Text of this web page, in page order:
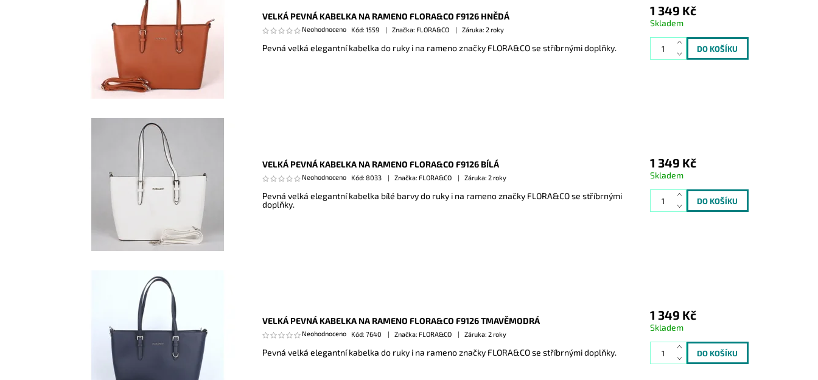
VELKÁ PEVNÁ KABELKA NA RAMENO FLORA&CO F9126 HNĚDÁ
Neohodnoceno Kód: 1559 Značka: FLORA&CO Záruka: 2 roky
Pevná velká elegantní kabelka do ruky i na rameno značky FLORA&CO se stříbrnými doplňky.
1 349 Kč
Skladem
VELKÁ PEVNÁ KABELKA NA RAMENO FLORA&CO F9126 BÍLÁ
Neohodnoceno Kód: 8033 Značka: FLORA&CO Záruka: 2 roky
Pevná velká elegantní kabelka bílé barvy do ruky i na rameno značky FLORA&CO se stříbrnými
doplňky.
1 349 Kč
Skladem
VELKÁ PEVNÁ KABELKA NA RAMENO FLORA&CO F9126 TMAVĚMODRÁ
Neohodnoceno Kód: 7640 Značka: FLORA&CO Záruka: 2 roky
Pevná velká elegantní kabelka do ruky i na rameno značky FLORA&CO se stříbrnými doplňky.
1 349 Kč
Skladem